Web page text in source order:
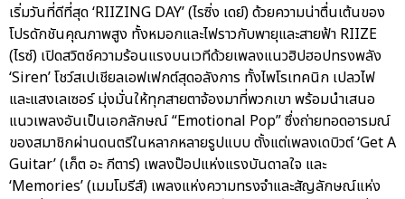
เริ่มวันที่ดีที่สุด ‘RIIZING DAY’ (ไรซิ่ง เดย์) ด้วยความน่าตื่นเต้นของ
โปรดักชันคุณภาพสูง ทั้งหมอกและไฟราวกับพายุและสายฟ้า RIIZE
(ไรซ์) เปิดสวิตช์ความร้อนแรงบนเวทีด้วยเพลงแนวฮิปฮอปทรงพลัง
‘Siren’ โชว์สเปเชียลเอฟเฟกต์สุดอลังการ ทั้งไพโรเทคนิก เปลวไฟ
และแสงเลเซอร์ มุ่งมั่นให้ทุกสายตาจ้องมาที่พวกเขา พร้อมนำเสนอ
แนวเพลงอันเป็นเอกลักษณ์ “Emotional Pop” ซึ่งถ่ายทอดอารมณ์
ของสมาชิกผ่านดนตรีในหลากหลายรูปแบบ ตั้งแต่เพลงเดบิวต์ ‘Get A
Guitar’ (เก็ต อะ กีตาร์) เพลงป๊อปแห่งแรงบันดาลใจ และ
‘Memories’ (เมมโมรีส์) เพลงแห่งความทรงจำและสัญลักษณ์แห่ง